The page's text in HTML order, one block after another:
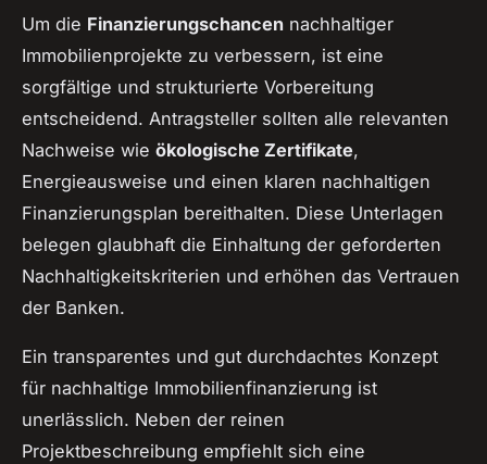
Um die Finanzierungschancen nachhaltiger
Immobilienprojekte zu verbessern, ist eine
sorgfältige und strukturierte Vorbereitung
entscheidend. Antragsteller sollten alle relevanten
Nachweise wie ökologische Zertifikate,
Energieausweise und einen klaren nachhaltigen
Finanzierungsplan bereithalten. Diese Unterlagen
belegen glaubhaft die Einhaltung der geforderten
Nachhaltigkeitskriterien und erhöhen das Vertrauen
der Banken.
Ein transparentes und gut durchdachtes Konzept
für nachhaltige Immobilienfinanzierung ist
unerlässlich. Neben der reinen
Projektbeschreibung empfiehlt sich eine